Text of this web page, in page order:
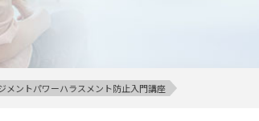
メントパワーハラスメント防止入門講座